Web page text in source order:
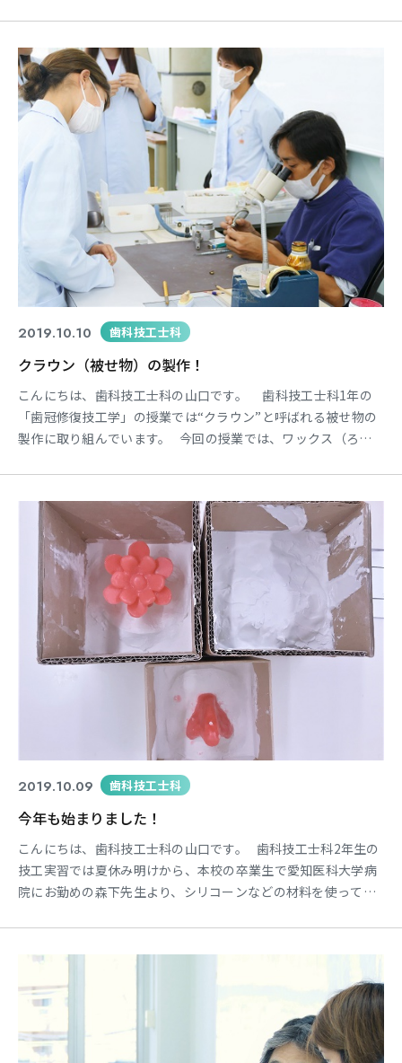
（顎関節）に対する上顎歯列（うわあごの歯の模型）の三次元
的な位置関係を咬合器（歯の模型を咬み合せる器具）上で再現
するという、専門的
2019.10.10 歯科技工士科
クラウン（被せ物）の製作！
こんにちは、歯科技工士科の山口です。 歯科技工士科1年の
「歯冠修復技工学」の授業では“クラウン”と呼ばれる被せ物の
製作に取り組んでいます。 今回の授業では、ワックス（ろ
ラウンの調整と研磨の作業を行っていました。 学生さん達はそ
れぞれ、ワックスの操作や鋳造（金属へ置き換える作業）に苦
戦しつつも頑張ってい
2019.10.09 歯科技工士科
今年も始まりました！
こんにちは、歯科技工士科の山口です。 歯科技工士科2年生の
技工実習では夏休み明けから、本校の卒業生で愛知医科大学病
院にお勤めの森下先生より、シリコーンなどの材料を使って顔
補綴/がくがんめんほてつ）について学んでいます。 前回まで
は各自、鼻の模型の上にワックス（ろう）で様々な形を作って
東海医療科学
専門学校
東海医療工学
専門学校
東海医療科学
専門学校
東海医療工学
専門学校
東海医療科学
専門学校
東海医療工学
専門学校
東海医療科学
専門学校
東海医療工学
専門学校